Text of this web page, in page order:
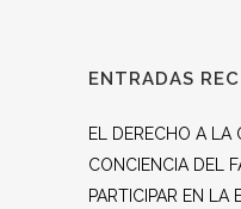
ENTRADAS
EL DERECHO A LA
CONCIENCIA DEL
PARTICIPAR EN LA